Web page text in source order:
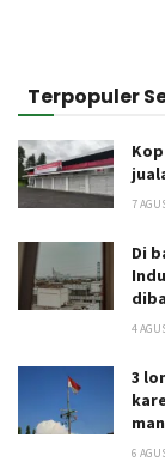
Terpopuler
7
Di
4
3
6